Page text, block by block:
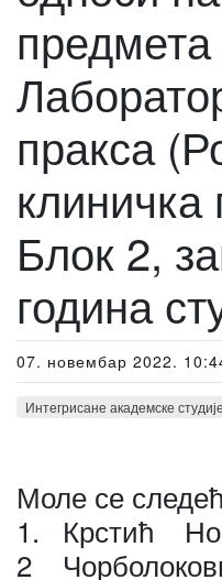
предмета
пракса
клиничка
Блок 2,
година
07. новембар 2022.
Интегрисане академске студије
Моле се
1. Крстић
2